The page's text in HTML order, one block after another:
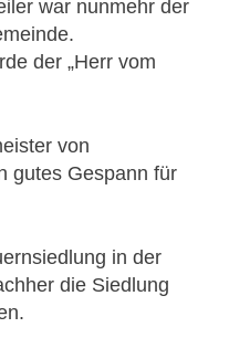
war nunmehr der
der „Herr vom
von
gutes Gespann für
in der
die Siedlung